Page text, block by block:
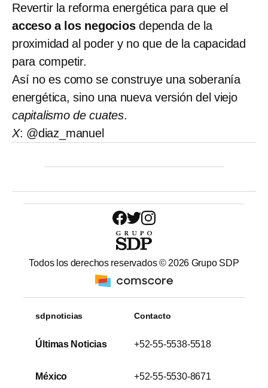
Revertir la reforma energética para que el
acceso a los negociosdependa de la
proximidad al poder y no que de la capacidad
para competir.
Así no es como se construye una soberanía
energética, sino una nueva versión del viejo
capitalismo de cuates.
X: @diaz_manuel
Todos los derechos reservados © 2026 Grupo SDP
sdpnoticias
Últimas Noticias
México
Contacto
+52-55-5538-5518
+52-55-5530-8671